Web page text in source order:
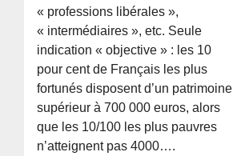
« professions libérales »,
« intermédiaires », etc. Seule
indication « objective » : les 10
pour cent de Français les plus
fortunés disposent d’un patrimoine
supérieur à 700 000 euros, alors
que les 10/100 les plus pauvres
n’atteignent pas 4000….